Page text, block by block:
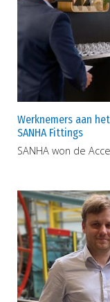
Werknemers aan
SANHA Fittings
SANHA won de